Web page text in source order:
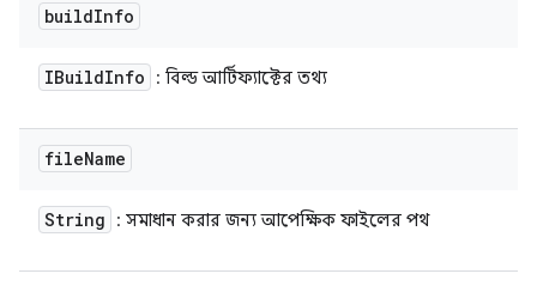
buildInfo
IBuildInfo : বিল্ড আর্টিফ্যাক্টের তথ্য
fileName
String : সমাধান করার জন্য আপেক্ষিক ফাইলের পথ